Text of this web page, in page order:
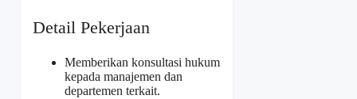
Detail Pekerjaan
Memberikan konsultasi hukum
kepada manajemen dan
departemen terkait.